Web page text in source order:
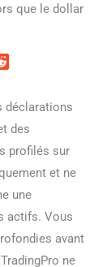
que le dollar
déclarations
des
profilés sur
et ne
une
actifs. Vous
avant
ne